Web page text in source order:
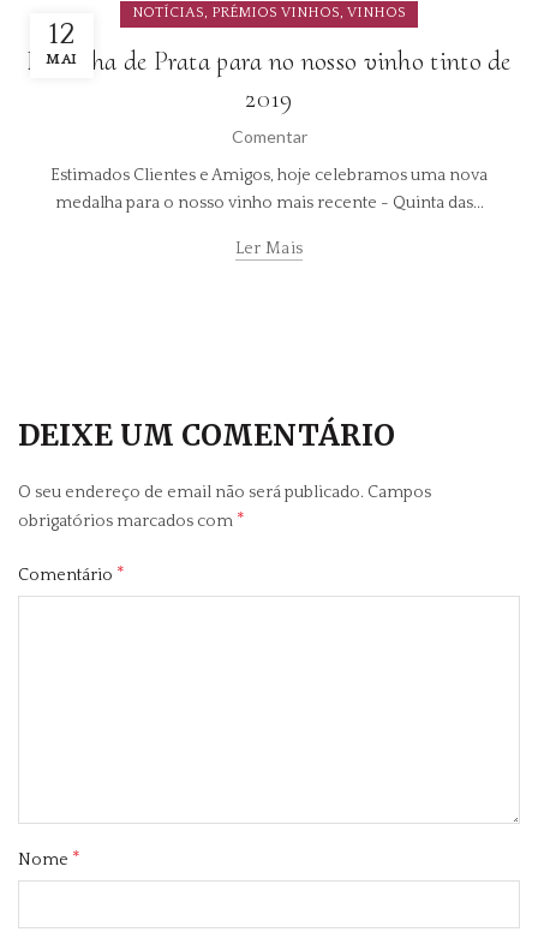
12
MAI
NOTÍCIAS, PRÉMIOS VINHOS, VINHOS
Medalha de Prata para no nosso vinho tinto de
2019
Comentar
Estimados Clientes e Amigos, hoje celebramos uma nova
medalha para o nosso vinho mais recente - Quinta das...
Ler Mais
DEIXE UM COMENTÁRIO
O seu endereço de email não será publicado. Campos
obrigatórios marcados com *
Comentário *
Nome *